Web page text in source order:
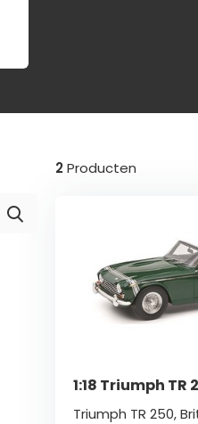
2Producten
1:18 Triumph TR
Triumph TR 250,